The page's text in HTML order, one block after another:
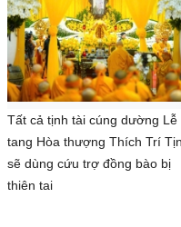
Tất cả tịnh tài cúng dường Lễ
tang Hòa thượng Thích Trí
sẽ dùng cứu trợ đồng bào bị
thiên tai